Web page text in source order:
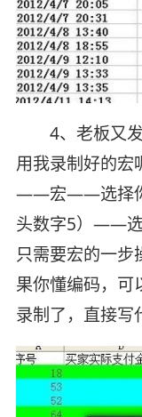
4、老板又发
用我录制好的
——宏——选择你
头数字5）——
只需要宏的一步
果你懂编码，可
录制了，直接写